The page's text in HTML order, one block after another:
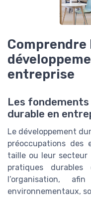
Comprendre
entreprise
Les
durable en
Le développement
préoccupations des
taille ou leur secteur
pratiques
l’organisation,
environnementaux,